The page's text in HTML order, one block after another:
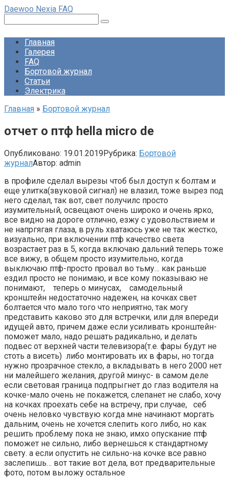
Перейти
контенту
Daewoo Nexia FAQ
Главная
Галерея
FAQ
Бортовой журнал
Статьи
Электрика
Главная » Бортовой журнал
отчет о птф hella micro de
Опубликовано: 19.01.2019Рубрика: Бортовой
журналАвтор: admin
в профиле сделал вырезы чтоб был доступ к болтам и
еще улитка(звуковой сигнал) не влазил, тоже вырез под
него сделал, так вот, свет получилс просто
изумительный, освещают очень широко и очень ярко,
все видно на дороге отлично, езжу с удовольствием и
не напргягая глаза, в руль хватаюсь уже не так жестко,
визуально, при включении птф качество света
возрастает раз в 5, когда включаю дальний теперь тоже
все вижу, в общем просто изумительно, когда
выключаю птф-просто провал во тьму… как раньше
ездил просто не понимаю, и все кому показываю не
понимают, теперь о минусах, самодельный
кронштейн недостаточно надежен, на кочках свет
болтается что мало того что неприятно, так могу
представить каково это для встречки, или для впереди
идущей авто, причем даже если усиливать кронштейн-
поможет мало, надо решать радикально, и делать
подвес от верхней части телевизора(т.е. фары будут не
стоть а висеть) либо монтировать их в фары, но тогда
нужно прозрачное стекло, а вкладывать в него 2000 нет
ни малейшего желания, другой минус- в самом деле
если световая граница подпрыгнет до глаз водителя на
кочке-мало очень не покажется, слепанет не слабо, хочу
на кочках проехать себе на встречу, при случае, себ
очень неловко чувствую когда мне начинают моргать
дальним, очень не хочется слепить кого либо, но как
решить проблему пока не знаю, имхо опускание птф
поможет не сильно, либо вернешься к стандартному
свету. а если опустить не сильно-на кочке все равно
заслепишь… вот такие вот дела, вот предварительные
фото, потом выложу остальное